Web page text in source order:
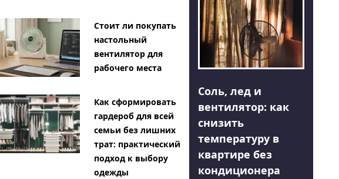
Стоит ли покупать
настольный
вентилятор для
рабочего места
Как сформировать
гардероб для всей
семьи без лишних
трат: практический
подход к выбору
одежды
Соль, лед и
вентилятор: как
снизить
температуру в
квартире без
кондиционера